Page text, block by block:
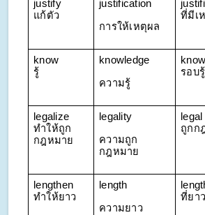
justify
แก้ตัว
justification
การให้เหตุผล
ที่มีเ
know
รู้
knowledge
ความรู้
รอบรู้
legalize
ทำให้ถูก
กฎหมาย
legality
ความถูก
กฎหมาย
legal
ถูกก
lengthen
ทำให้ยาว
length
ความยาว
ที่ยาว